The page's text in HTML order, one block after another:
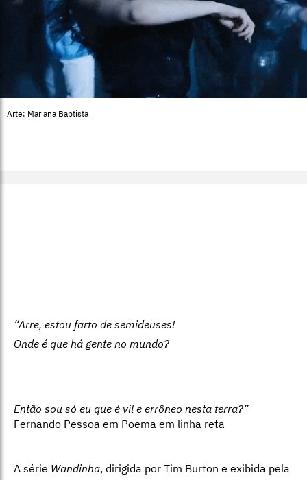
Arte: Mariana Baptista
“Arre, estou farto de semideuses!
Onde é que há gente no mundo?
Então sou só eu que é vil e errôneo nesta terra?”
Fernando Pessoa em Poema em linha reta
A série Wandinha, dirigida por Tim Burton e exibida pela